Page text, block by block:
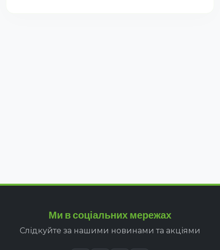
Ми в соціальних мережах
Слідкуйте за нашими новинами та акціями